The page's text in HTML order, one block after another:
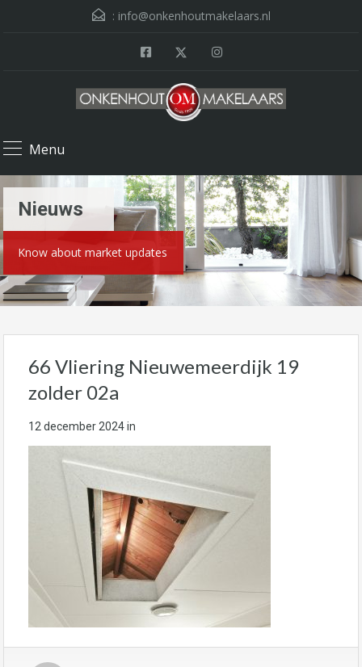
: info@onkenhoutmakelaars.nl
Menu
Nieuws
Know about market updates
66 Vliering Nieuwemeerdijk 19
zolder 02a
12 december 2024in